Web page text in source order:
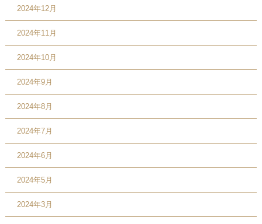
2024年12月
2024年11月
2024年10月
2024年9月
2024年8月
2024年7月
2024年6月
2024年5月
2024年3月